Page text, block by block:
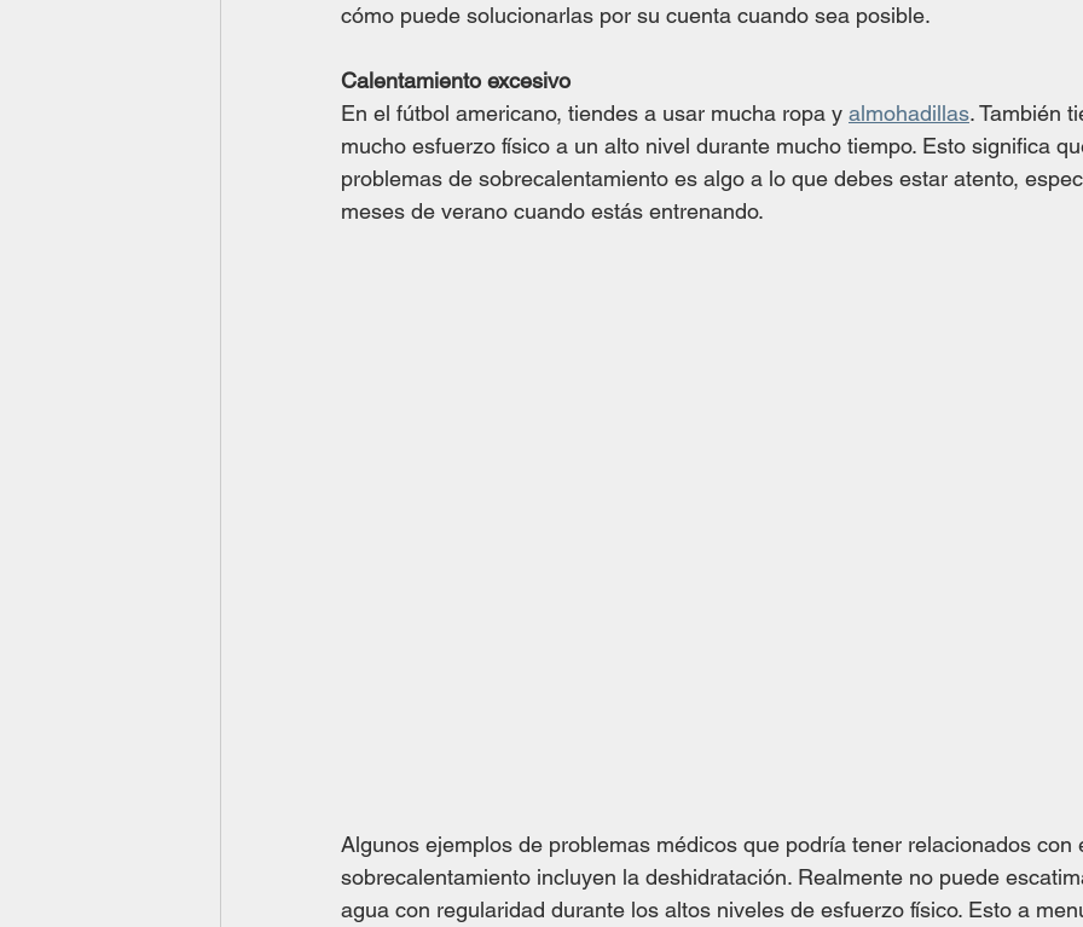
cómo puede solucionarlas por su cuenta cuando sea posible.
Calentamiento excesivo
En el fútbol americano, ​​tiendes a usar mucha ropa y almohadillas. También
mucho esfuerzo físico a un alto nivel durante mucho tiempo. Esto significa
problemas de sobrecalentamiento es algo a lo que debes estar atento,
meses de verano cuando estás entrenando.
Algunos ejemplos de problemas médicos que podría tener relacionados con
sobrecalentamiento incluyen la deshidratación. Realmente no puede
agua con regularidad durante los altos niveles de esfuerzo físico. Esto a